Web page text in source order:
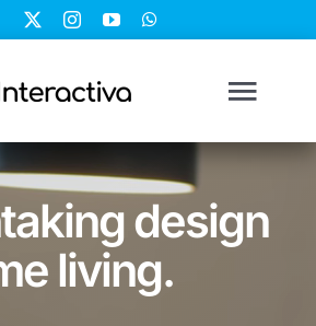
Ingresar
Registrarse
design
living.